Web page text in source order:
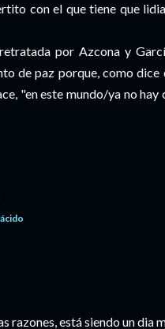
con el que tiene que
por Azcona y
de paz porque, como
"en este mundo/ya no
razones, está siendo un dia